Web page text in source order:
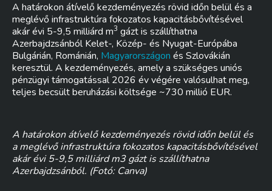
A határokon átívelő kezdeményezés rövid időn belül és a
meglévő infrastruktúra fokozatos kapacitásbővítésével
akár évi 5-9,5 milliárd m3 gázt is szállíthatna
Azerbajdzsánból Kelet-, Közép- és Nyugat-Európába
Bulgárián, Románián, Magyarországon és Szlovákián
keresztül. A kezdeményezés, amely a szükséges uniós
pénzügyi támogatással 2026 év végére valósulhat meg,
teljes becsült beruházási költsége ~730 millió EUR.
A határokon átívelő kezdeményezés rövid időn belül és
a meglévő infrastruktúra fokozatos kapacitásbővítésével
akár évi 5-9,5 milliárd m3 gázt is szállíthatna
Azerbajdzsánból. (Fotó: Canva)